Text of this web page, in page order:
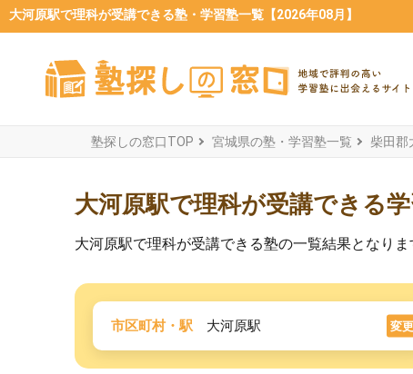
大河原駅で理科が受講できる塾・学習塾一覧【2026年08月】
塾探しの窓口TOP 宮城県の塾・学習塾一覧 柴田郡
大河原駅で理科が受講できる
大河原駅で理科が受講できる塾の一覧結果となり
市区町村・駅 大河原駅 変更